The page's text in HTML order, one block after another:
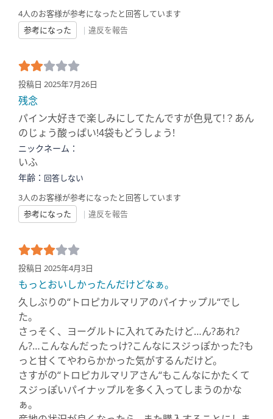
4人のお客様が参考になったと回答しています
参考になった
| 違反を報告
投稿日 2025年7月26日
残念
パイン大好きで楽しみにしてたんですが色見て!？あん
のじょう酸っぱい!4袋もどうしょう!
ニックネーム：
いふ
年齢： 回答しない
3人のお客様が参考になったと回答しています
参考になった
| 違反を報告
投稿日 2025年4月3日
もっとおいしかったんだけどなぁ。
久しぶりの“トロピカルマリアのパイナップル“でし
た。
さっそく、ヨーグルトに入れてみたけど…ん?あれ?
ん?…こんなんだったっけ?こんなにスジっぽかった?も
っと甘くてやわらかかった気がするんだけど。
さすがの“トロピカルマリアさん“もこんなにかたくて
スジっぽいパイナップルを多く入ってしまうのかな
ぁ。